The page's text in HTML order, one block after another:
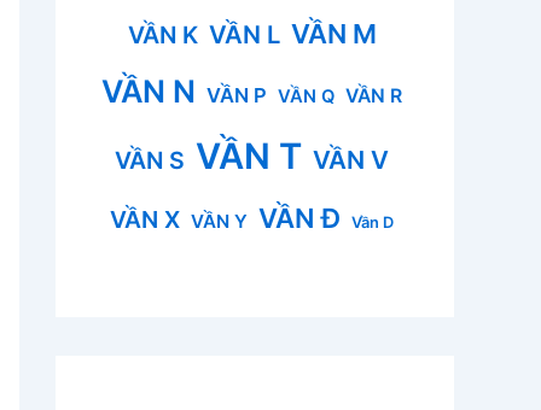
VẦN K VẦN L VẦN M
VẦN N VẦN P VẦN Q VẦN R
VẦN S VẦN T VẦN V
VẦN X VẦN Y VẦN Đ Vần D